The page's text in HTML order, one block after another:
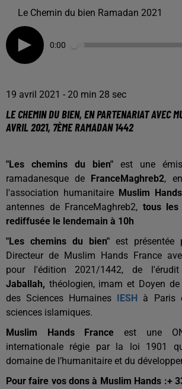
Le Chemin du bien Ramadan 2021
0:00
19 avril 2021 - 20 min 28 sec
LE CHEMIN DU BIEN, EN PARTENARIAT AVEC
AVRIL 2021, 7ÈME RAMADAN 1442
"Les chemins du bien"
est une
ramadanesque de FranceMaghreb2,
l'association humanitaire Muslim
antennes de FranceMaghreb2, tous
rediffusée le lendemain à 10h
"Les chemins du bien" est présentée
Directeur de Muslim Hands France
pour l'édition 2021/1442, de l'érudit
Jaballah, théologien, imam et Doyen de
des Sciences Humaines IESH à Paris
sciences islamiques.
Muslim Hands France
est une
internationale régie par la loi 1901
domaine de l’humanitaire et du
Pour faire vos dons à Muslim Hands :+